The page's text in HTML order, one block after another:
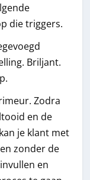
die triggers.
Briljant.
Zodra
en de
je klant met
zonder de
en